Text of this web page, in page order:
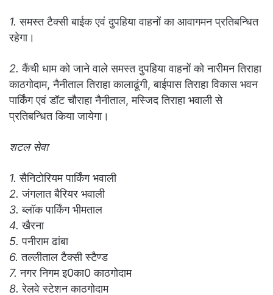
1. समस्त टैक्सी बाईक एवं दुपहिया वाहनों का आवागमन प्रतिबन्धित
रहेगा।
2. कैंची धाम को जाने वाले समस्त दुपहिया वाहनों को नारीमन तिराहा
काठगोदाम, नैनीताल तिराहा कालाढूंगी, बाईपास तिराहा विकास भवन
पार्किंग एवं डॉट चौराहा नैनीताल, मस्जिद तिराहा भवाली से
प्रतिबन्धित किया जायेगा।
शटल सेवा
1. सैनिटोरियम पार्किंग भवाली
2. जंगलात बैरियर भवाली
3. ब्लॉक पार्किंग भीमताल
4. खैरना
5. पनीराम ढांबा
6. तल्लीताल टैक्सी स्टैण्ड
7. नगर निगम इ0का0 काठगोदाम
8. रेलवे स्टेशन काठगोदाम